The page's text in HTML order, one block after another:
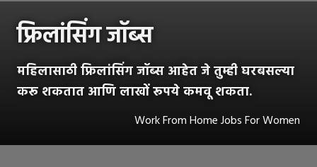
फ्रिलांसिंग जॉब्स
महिलासाठी फ्रिलांसिंग जॉब्स आहेत जे तुम्ही घरबसल्या
करू शकतात आणि लाखों रूपये कमवू शकता.
Work From Home Jobs For Women